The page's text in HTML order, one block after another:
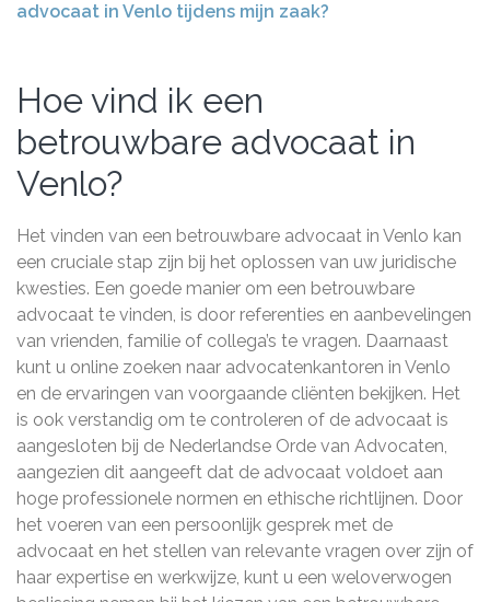
advocaat in Venlo tijdens mijn zaak?
Hoe vind ik een
betrouwbare advocaat in
Venlo?
Het vinden van een betrouwbare advocaat in Venlo kan
een cruciale stap zijn bij het oplossen van uw juridische
kwesties. Een goede manier om een betrouwbare
advocaat te vinden, is door referenties en aanbevelingen
van vrienden, familie of collega’s te vragen. Daarnaast
kunt u online zoeken naar advocatenkantoren in Venlo
en de ervaringen van voorgaande cliënten bekijken. Het
is ook verstandig om te controleren of de advocaat is
aangesloten bij de Nederlandse Orde van Advocaten,
aangezien dit aangeeft dat de advocaat voldoet aan
hoge professionele normen en ethische richtlijnen. Door
het voeren van een persoonlijk gesprek met de
advocaat en het stellen van relevante vragen over zijn of
haar expertise en werkwijze, kunt u een weloverwogen